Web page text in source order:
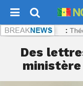
: Théorie
Des